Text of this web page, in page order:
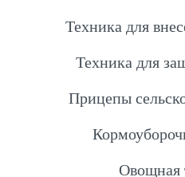
Техника для
Техника для
Прицепы
Овощная